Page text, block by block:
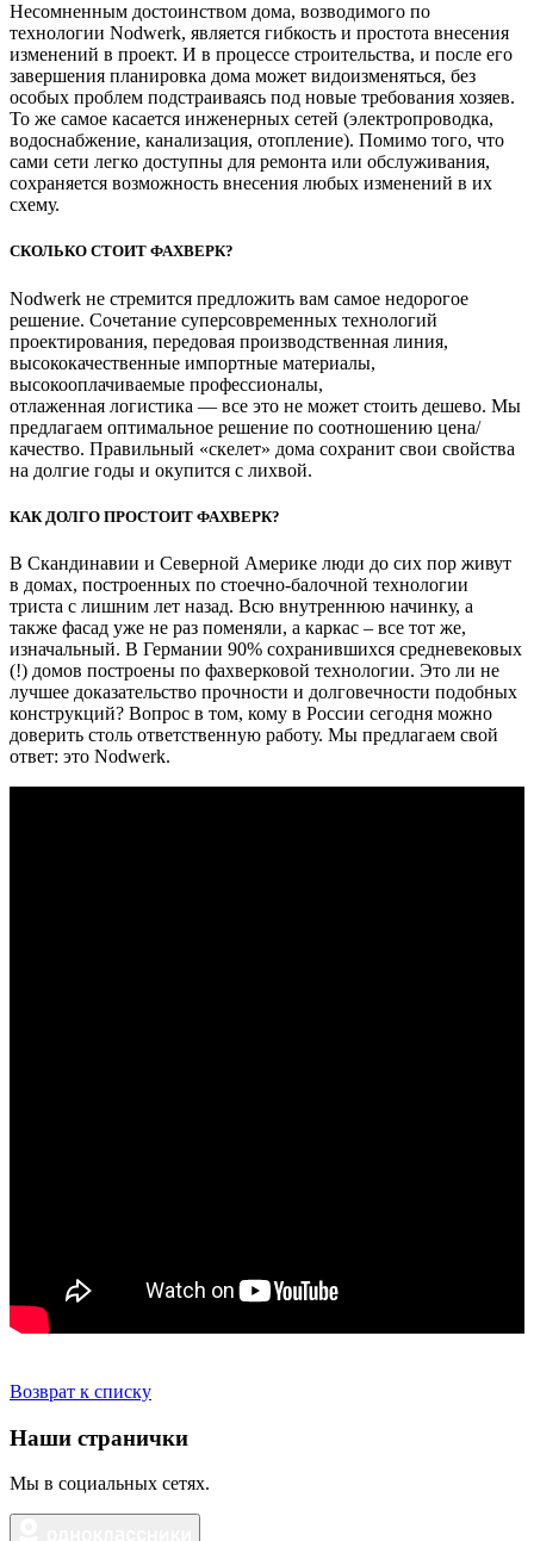
Несомненным достоинством дома, возводимого по
технологии Nodwerk, является гибкость и простота внесения
изменений в проект. И в процессе строительства, и после его
завершения планировка дома может видоизменяться, без
особых проблем подстраиваясь под новые требования хозяев.
То же самое касается инженерных сетей (электропроводка,
водоснабжение, канализация, отопление). Помимо того, что
сами сети легко доступны для ремонта или обслуживания,
сохраняется возможность внесения любых изменений в их
схему.
СКОЛЬКО СТОИТ ФАХВЕРК?
Nodwerk не стремится предложить вам самое недорогое
решение. Сочетание суперсовременных технологий
проектирования, передовая производственная линия,
высококачественные импортные материалы,
высокооплачиваемые профессионалы,
отлаженная логистика — все это не может стоить дешево. Мы
предлагаем оптимальное решение по соотношению цена/
качество. Правильный «скелет» дома сохранит свои свойства
на долгие годы и окупится с лихвой.
КАК ДОЛГО ПРОСТОИТ ФАХВЕРК?
В Скандинавии и Северной Америке люди до сих пор живут
в домах, построенных по стоечно-балочной технологии
триста с лишним лет назад. Всю внутреннюю начинку, а
также фасад уже не раз поменяли, а каркас – все тот же,
изначальный. В Германии 90% сохранившихся средневековых
(!) домов построены по фахверковой технологии. Это ли не
лучшее доказательство прочности и долговечности подобных
конструкций? Вопрос в том, кому в России сегодня можно
доверить столь ответственную работу. Мы предлагаем свой
ответ: это Nodwerk.
Возврат к списку
Наши странички
Мы в социальных сетях.